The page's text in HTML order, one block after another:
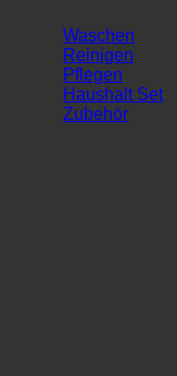
Waschen
Reinigen
Pflegen
Haushalt Set
Zubehör